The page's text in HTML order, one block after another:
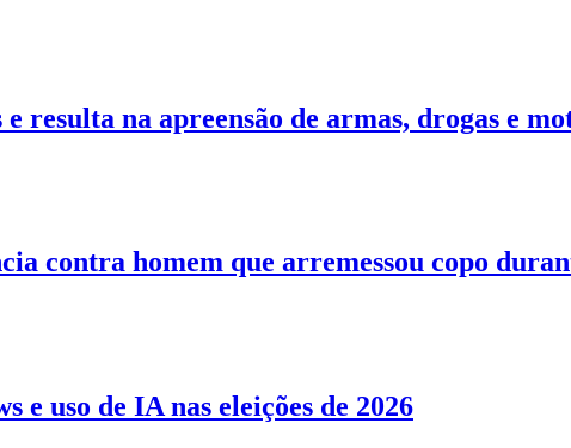
resulta na apreensão de armas, drogas e
contra homem que arremessou copo
uso de IA nas eleições de 2026